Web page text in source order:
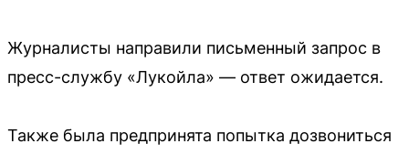
Журналисты направили письменный запрос в
пресс-службу «Лукойла» — ответ ожидается.
Также была предпринята попытка дозвониться